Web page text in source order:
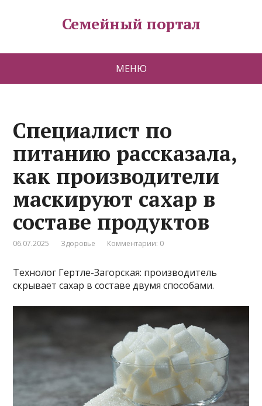
Семейный портал
МЕНЮ
Специалист по
питанию рассказала,
как производители
маскируют сахар в
составе продуктов
06.07.2025 Здоровье Комментарии: 0
Технолог Гертле-Загорская: производитель
скрывает сахар в составе двумя способами.